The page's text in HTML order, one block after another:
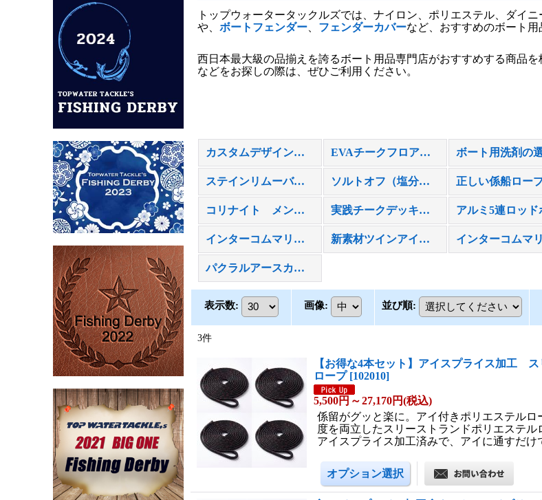
トップウォータータックルズでは、ナイロン、ポリエステル、ダイ
や、ボートフェンダー フェンダーカバーなど、おすすめのボート用
西日本最大級の品揃えを誇るボート用品専門店がおすすめする商品
などをお探しの際は、ぜひご利用ください。
カスタムデザイン EVAチークフロアマット 販売のご案内 EVAチークフロアマット 特注施工例
ステインリムーバー特集 ソルトオフ（塩分除去腐食防止剤）
コリナイト メンテナンス用品 実践チークデッキの洗浄・保護について ｜トップウォータータックルズ
インターコムマリン ボートシート 新素材ツインアイボートフェンダーカバー
パクラルアースカートカラー
表示数: 画像: 並び順:
3件
【お得な4本セット】アイスプライス加工
ロープ [102010]
5,500円 ～27,170円(税込)
係留がグッと楽に。アイ付きポリエステルロ
度を両立したスリーストランドポリエステル
アイスプライス加工済みで、アイに通すだ